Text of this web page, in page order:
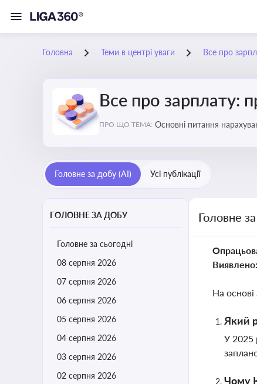
Головна Теми в центрі уваги Все про
Все про зарплату:
ПРО ЩО ТЕМА: Основні питання
Головне за добу (AI) Усі публікації
ГОЛОВНЕ ЗА ДОБУ
Головне за сьогодні
08 серпня 2026
07 серпня 2026
06 серпня 2026
05 серпня 2026
04 серпня 2026
03 серпня 2026
02 серпня 2026
Головне
Виявлено:
На основі
Який
У 2025
Чому